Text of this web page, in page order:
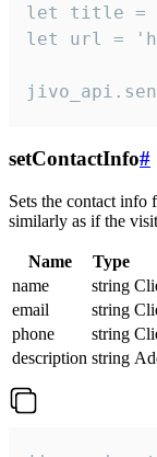
let title =
let url =
setContactInfo#
Sets the contact info
similarly as if the
Name Type
name
string
email
string
phone
string
description string